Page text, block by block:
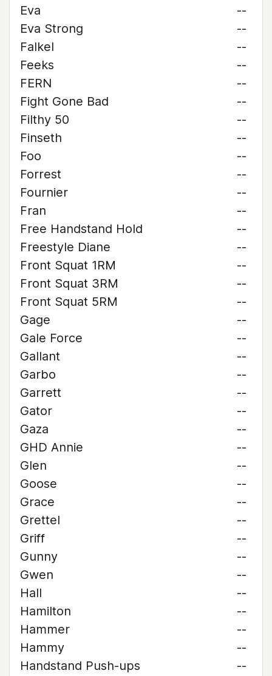
Eva
--
Eva Strong
--
Falkel
--
Feeks
--
FERN
--
Fight Gone Bad
--
Filthy 50
--
Finseth
--
Foo
--
Forrest
--
Fournier
--
Fran
--
Free Handstand Hold
--
Freestyle Diane
--
Front Squat 1RM
--
Front Squat 3RM
--
Front Squat 5RM
--
Gage
--
Gale Force
--
Gallant
--
Garbo
--
Garrett
--
Gator
--
Gaza
--
GHD Annie
--
Glen
--
Goose
--
Grace
--
Grettel
--
Griff
--
Gunny
--
Gwen
--
Hall
--
Hamilton
--
Hammer
--
Hammy
--
Handstand Push-ups
--